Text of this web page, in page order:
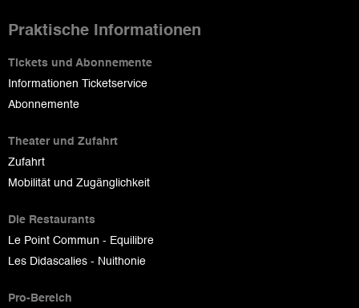
Praktische Informationen
Tickets und Abonnemente
Informationen Ticketservice
Abonnemente
Theater und Zufahrt
Zufahrt
Mobilität und Zugänglichkeit
Die Restaurants
Le Point Commun - Equilibre
Les Didascalies - Nuithonie
Pro-Bereich